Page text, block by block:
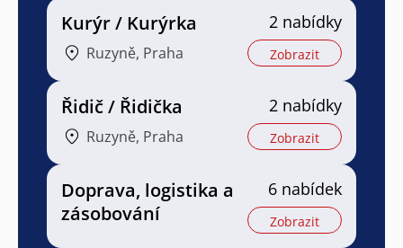
Kurýr / Kurýrka
Ruzyně, Praha
2 nabídky
Zobrazit
Řidič / Řidička
Ruzyně, Praha
2 nabídky
Zobrazit
Doprava, logistika a
zásobování
6 nabídek
Zobrazit